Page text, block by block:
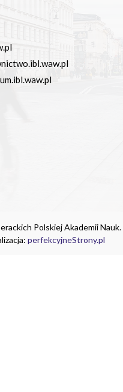
Polskiej Akademii Nauk.
perfekcyjneStrony.pl